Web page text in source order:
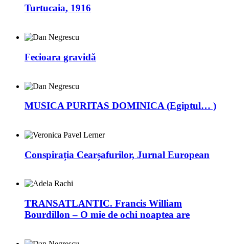
Turtucaia, 1916
Fecioara gravidă
MUSICA PURITAS DOMINICA (Egiptul… )
Conspirația Cearșafurilor, Jurnal European
TRANSATLANTIC. Francis William
Bourdillon – O mie de ochi noaptea are